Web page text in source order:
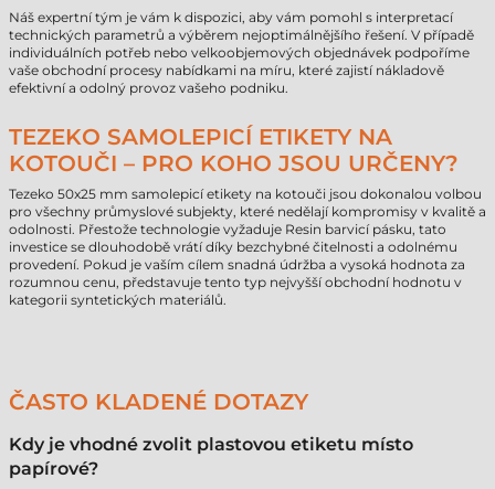
Náš expertní tým je vám k dispozici, aby vám pomohl s interpretací
technických parametrů a výběrem nejoptimálnějšího řešení. V případě
individuálních potřeb nebo velkoobjemových objednávek podpoříme
vaše obchodní procesy nabídkami na míru, které zajistí nákladově
efektivní a odolný provoz vašeho podniku.
TEZEKO SAMOLEPICÍ ETIKETY NA
KOTOUČI – PRO KOHO JSOU URČENY?
Tezeko 50x25 mm samolepicí etikety na kotouči jsou dokonalou volbou
pro všechny průmyslové subjekty, které nedělají kompromisy v kvalitě a
odolnosti. Přestože technologie vyžaduje Resin barvicí pásku, tato
investice se dlouhodobě vrátí díky bezchybné čitelnosti a odolnému
provedení. Pokud je vaším cílem snadná údržba a vysoká hodnota za
rozumnou cenu, představuje tento typ nejvyšší obchodní hodnotu v
kategorii syntetických materiálů.
ČASTO KLADENÉ DOTAZY
Kdy je vhodné zvolit plastovou etiketu místo
papírové?